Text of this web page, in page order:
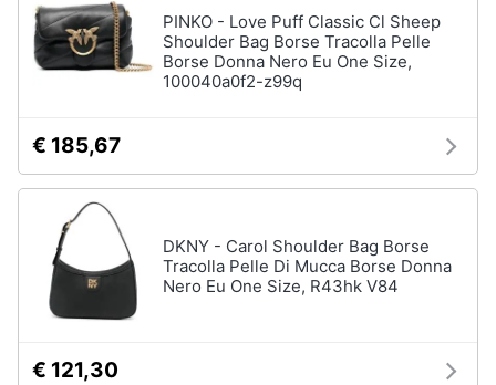
Assistenza
clienti
Felpa
Tuta
Pantaloni
tutti
Orologi
Apple
Watch
Smartwatch
uomo
PINKO - Love Puff Classic Cl Sheep
Shoulder Bag Borse Tracolla Pelle
Borse Donna Nero Eu One Size,
100040a0f2-z99q
€ 185,67
DKNY - Carol Shoulder Bag Borse
Tracolla Pelle Di Mucca Borse Donna
Nero Eu One Size, R43hk V84
€ 121,30